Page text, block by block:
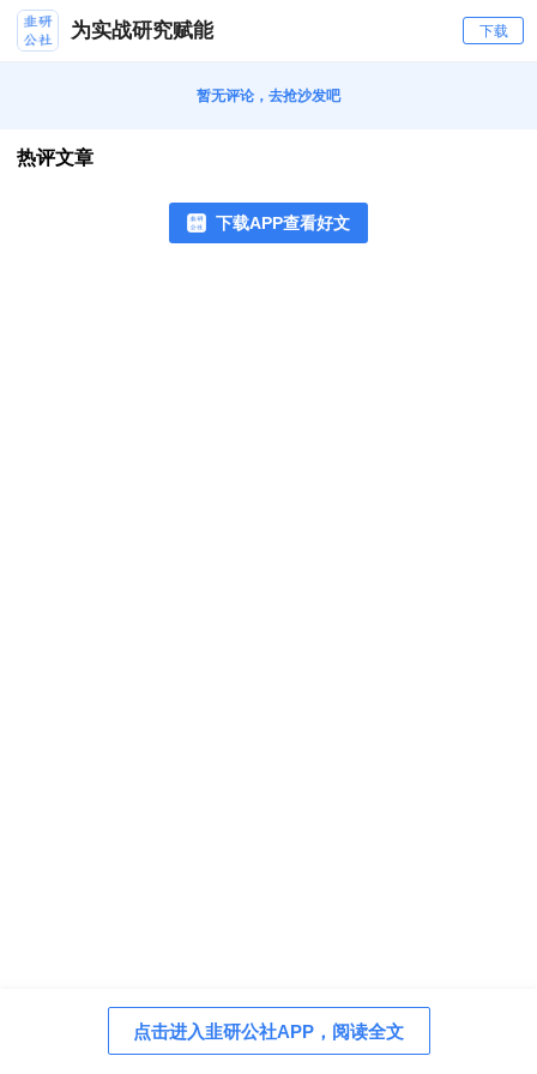
为实战研究赋能 下载
暂无评论，去抢沙发吧
热评文章
下载APP查看好文
点击进入韭研公社APP，阅读全文